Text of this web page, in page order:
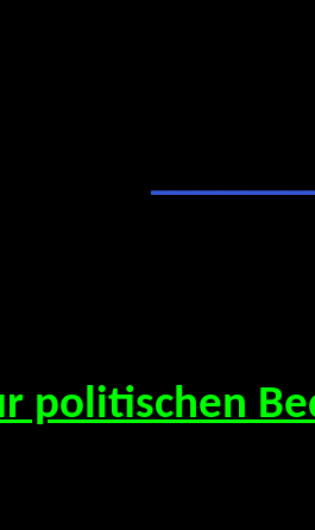
politischen